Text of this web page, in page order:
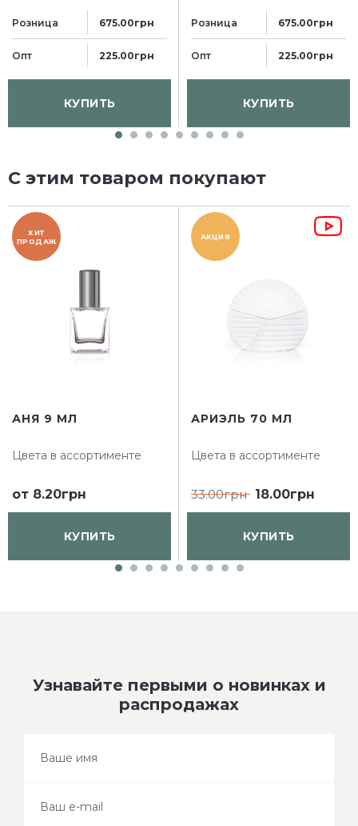
Розница 675.00грн
Опт 225.00грн
КУПИТЬ
Розница 675.00грн
Опт 225.00грн
КУПИТЬ
С этим товаром покупают
ХИТ
ПРОДАЖ
АНЯ 9 МЛ
Цвета в ассортименте
от 8.20грн
КУПИТЬ
АКЦИЯ
АРИЭЛЬ 70 МЛ
Цвета в ассортименте
33.00грн 18.00грн
КУПИТЬ
Узнавайте первыми о новинках и
распродажах